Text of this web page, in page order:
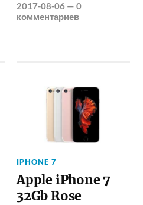
2017-08-06 —0
комментариев
IPHONE 7
Apple iPhone 7
32Gb Rose